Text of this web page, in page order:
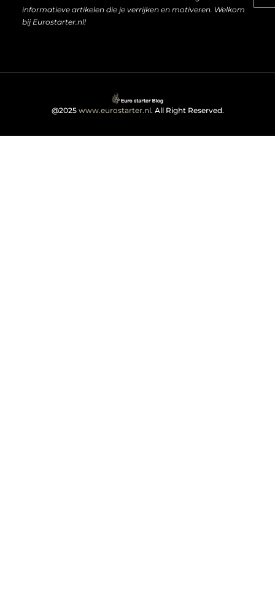
informatieve artikelen die je verrijken en motiveren. Welkom
bij Eurostarter.nl!
@2025 www.eurostarter.nl. All Right Reserved.